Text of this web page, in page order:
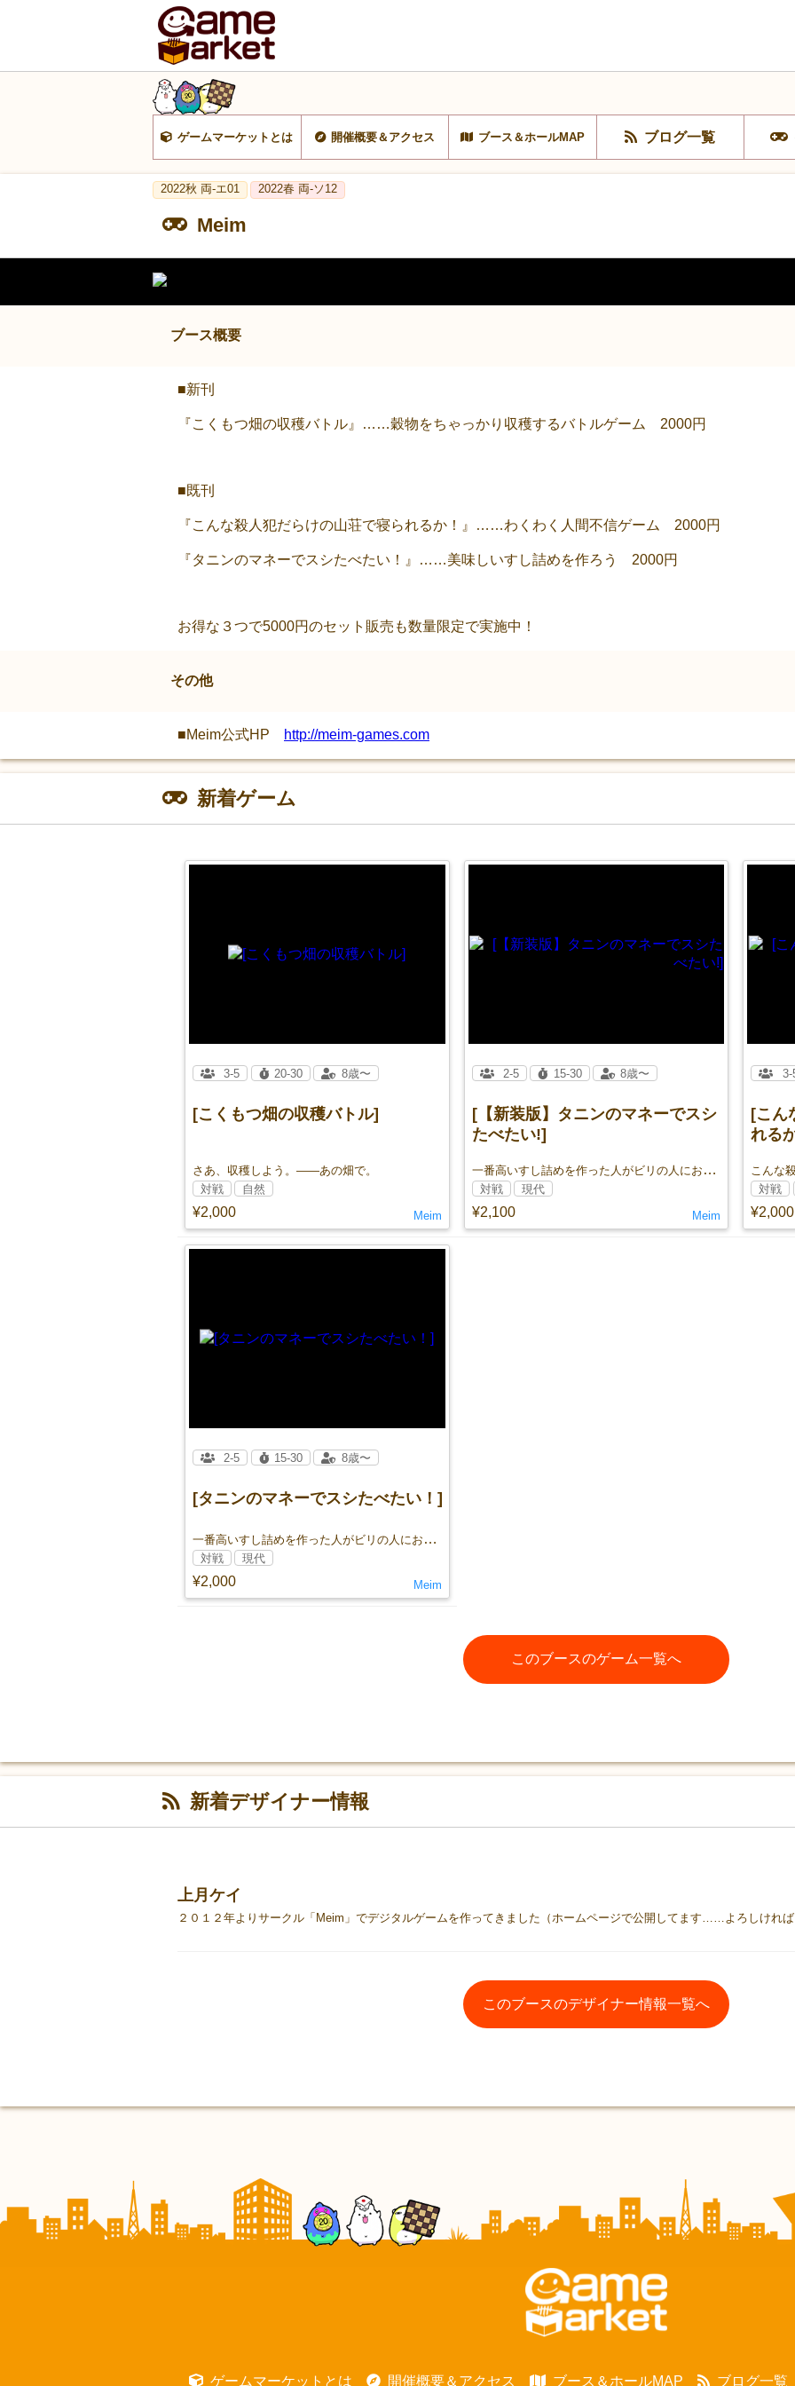
ゲームマーケットとは 開催概要＆アクセス ブース＆ホールMAP ブログ一覧
2022秋 両-エ01 2022春 両-ソ12
Meim
ブース概要
■新刊
『こくもつ畑の収穫バトル』……穀物をちゃっかり収穫するバトルゲーム 2000円
■既刊
『こんな殺人犯だらけの山荘で寝られるか！』……わくわく人間不信ゲーム 2000円
『タニンのマネーでスシたべたい！』……美味しいすし詰めを作ろう 2000円
お得な３つで5000円のセット販売も数量限定で実施中！
その他
■Meim公式HP http://meim-games.com
新着ゲーム
[こくもつ畑の収穫バトル]
さあ、収穫しよう。――あの畑で。
¥2,000
3-5 20-30 8歳〜
対戦 自然
Meim
[【新装版】タニンのマネーでスシ
たべたい!]
一番高いすし詰めを作った人がビリの人におごってもらおうぜ！
¥2,100
2-5 15-30 8歳〜
対戦 現代
Meim
[こん
れる
¥2,000
3-
対戦
[タニンのマネーでスシたべたい！]
一番高いすし詰めを作った人がビリの人におごってもらおうぜ！
¥2,000
2-5 15-30 8歳〜
対戦 現代
Meim
このブースのゲーム一覧へ
新着デザイナー情報
上月ケイ
このブースのデザイナー情報一覧へ
ゲームマーケットとは 開催概要＆アクセス ブース＆ホールMAP ブログ一覧